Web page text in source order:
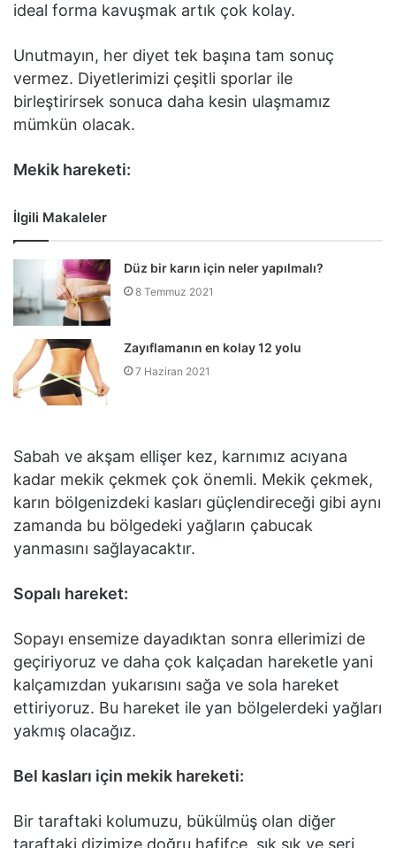
ideal forma kavuşmak artık çok kolay.
Unutmayın, her diyet tek başına tam sonuç
vermez. Diyetlerimizi çeşitli sporlar ile
birleştirirsek sonuca daha kesin ulaşmamız
mümkün olacak.
Mekik hareketi:
İlgili Makaleler
Düz bir karın için neler yapılmalı?
8 Temmuz 2021
Zayıflamanın en kolay 12 yolu
7 Haziran 2021
Sabah ve akşam ellişer kez, karnımız acıyana
kadar mekik çekmek çok önemli. Mekik çekmek,
karın bölgenizdeki kasları güçlendireceği gibi aynı
zamanda bu bölgedeki yağların çabucak
yanmasını sağlayacaktır.
Sopalı hareket:
Sopayı ensemize dayadıktan sonra ellerimizi de
geçiriyoruz ve daha çok kalçadan hareketle yani
kalçamızdan yukarısını sağa ve sola hareket
ettiriyoruz. Bu hareket ile yan bölgelerdeki yağları
yakmış olacağız.
Bel kasları için mekik hareketi:
Bir taraftaki kolumuzu, bükülmüş olan diğer